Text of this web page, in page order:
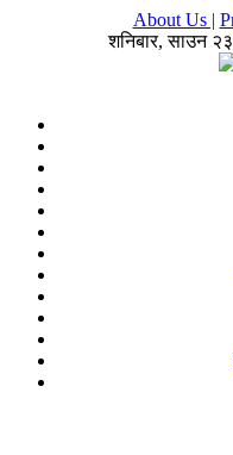
About Us |
शनिबार,साउन २३